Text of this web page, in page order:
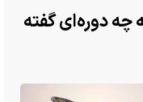
چه دوره‌ای گفته